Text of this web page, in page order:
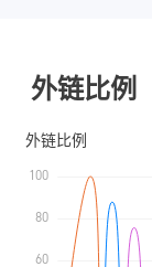
外链比例